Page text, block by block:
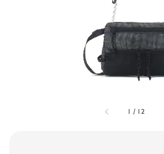
1 / 12